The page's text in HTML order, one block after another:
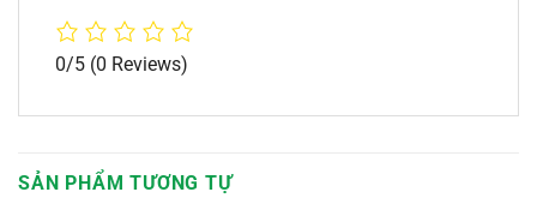
0/5 (0 Reviews)
SẢN PHẨM TƯƠNG TỰ